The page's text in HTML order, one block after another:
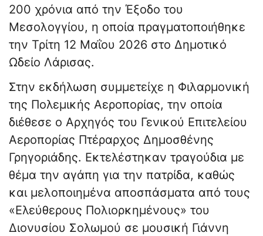
200 χρόνια από την Έξοδο του
Μεσολογγίου, η οποία πραγματοποιήθηκε
την Τρίτη 12 Μαΐου 2026 στο Δημοτικό
Ωδείο Λάρισας.
Στην εκδήλωση συμμετείχε η Φιλαρμονική
της Πολεμικής Αεροπορίας, την οποία
διέθεσε ο Αρχηγός του Γενικού Επιτελείου
Αεροπορίας Πτέραρχος Δημοσθένης
Γρηγοριάδης. Εκτελέστηκαν τραγούδια με
θέμα την αγάπη για την πατρίδα, καθώς
και μελοποιημένα αποσπάσματα από τους
«Ελεύθερους Πολιορκημένους» του
Διονυσίου Σολωμού σε μουσική Γιάννη